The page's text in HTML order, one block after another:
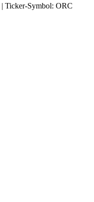
| Ticker-Symbol: ORC